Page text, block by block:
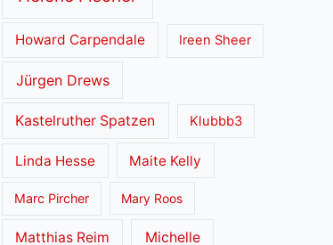
Howard Carpendale Ireen Sheer
Jürgen Drews
Kastelruther Spatzen Klubbb3
Linda Hesse Maite Kelly
Marc Pircher Mary Roos
Matthias Reim Michelle